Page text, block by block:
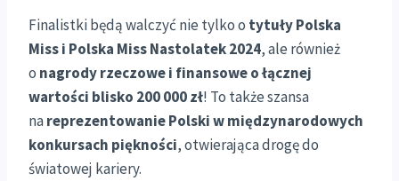
Finalistki będą walczyć nie tylko o tytuły Polska
Miss i Polska Miss Nastolatek 2024, ale również
o nagrody rzeczowe i finansowe o łącznej
wartości blisko 200 000 zł! To także szansa
nareprezentowanie Polski w międzynarodowych
konkursach piękności, otwierająca drogę do
światowej kariery.